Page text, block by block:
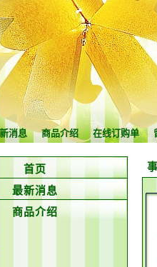
消息 商品介绍 在线订购单
首页
最新消息
商品介绍